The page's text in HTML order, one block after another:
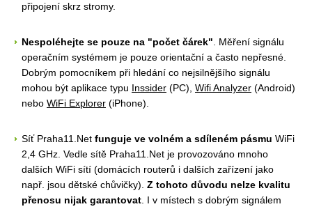
připojení skrz stromy.
Nespoléhejte se pouze na "počet čárek" . Měření signálu
operačním systémem je pouze orientační a často nepřesné.
Dobrým pomocníkem při hledání co nejsilnějšího signálu
mohou být aplikace typu Inssider (PC), Wifi Analyzer (Android)
nebo WiFi Explorer (iPhone).
Síť Praha11.Net funguje ve volném a sdíleném pásmu WiFi
2,4 GHz. Vedle sítě Praha11.Net je provozováno mnoho
dalších WiFi sítí (domácích routerů i dalších zařízení jako
např. jsou dětské chůvičky). Z tohoto důvodu nelze kvalitu
přenosu nijak garantovat . I v místech s dobrým signálem